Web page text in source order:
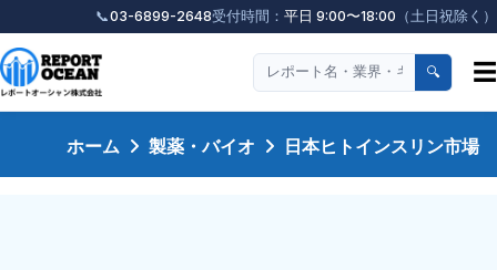
📞03-6899-2648受付時間： 平日 9:00〜18:00 （土日祝除く）
🔍 ☰
ホーム 製薬・バイオ 日本ヒトインスリン市場